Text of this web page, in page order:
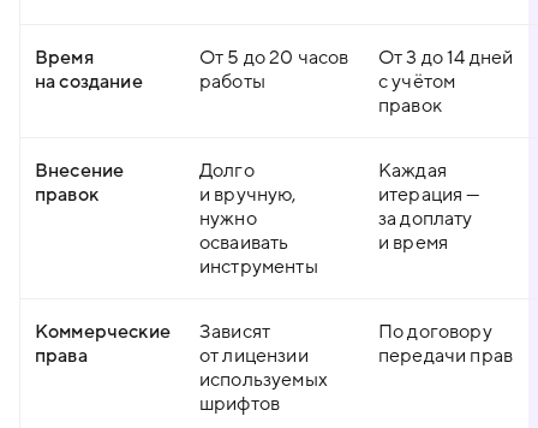
Время
на создание
От 5 до 20 часов
работы
От 3 до 14 дней
с учётом
правок
Внесение
правок
Долго
и вручную,
нужно
осваивать
инструменты
Каждая
итерация —
за доплату
и время
Коммерческие
права
Зависят
от лицензии
используемых
шрифтов
По договору
передачи прав